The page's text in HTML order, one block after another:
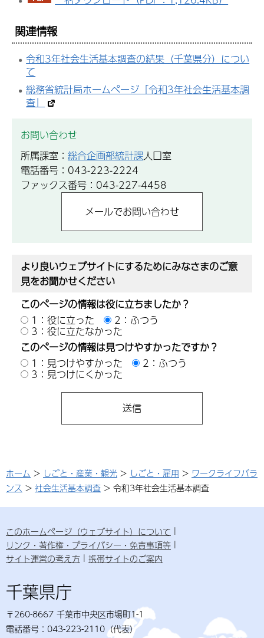
関連情報
令和3年社会生活基本調査の結果（千葉県分）につい
て
総務省統計局ホームページ「令和3年社会生活基本調
査」
お問い合わせ
所属課室： 総合企画部統計課人口室
電話番号：043-223-2224
ファックス番号：043-227-4458
より良いウェブサイトにするためにみなさまのご意
見をお聞かせください
このページの情報は役に立ちましたか？
1：役に立った
2：ふつう
3：役に立たなかった
このページの情報は見つけやすかったですか？
1：見つけやすかった
2：ふつう
3：見つけにくかった
ホーム > しごと・産業・観光 > しごと・雇用 > ワークライフバラ
ンス > 社会生活基本調査 > 令和3年社会生活基本調査
このホームページ（ウェブサイト）について
リンク・著作権・プライバシー・免責事項等
サイト運営の考え方
携帯サイトのご案内
千葉県庁
〒260-8667 千葉市中央区市場町1-1
電話番号：043-223-2110（代表）